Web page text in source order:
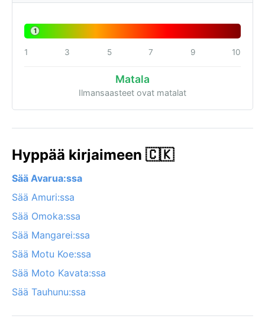
1
1 3 5 7 9 10
Matala
Ilmansaasteet ovat matalat
Hyppää kirjaimeen 🇨🇰
Sää Avarua:ssa
Sää Amuri:ssa
Sää Omoka:ssa
Sää Mangarei:ssa
Sää Motu Koe:ssa
Sää Moto Kavata:ssa
Sää Tauhunu:ssa